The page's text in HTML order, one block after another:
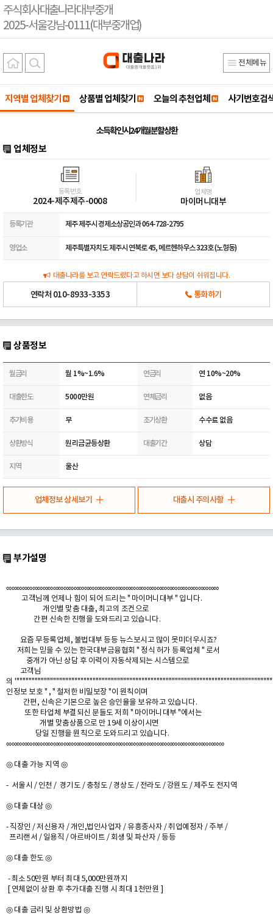
주식회사대출나라대부중개
2025-서울강남-0111(대부중개업)
전체메뉴
지역별 업체찾기 상품별 업체찾기 오늘의 추천업체 사기번호검
소득확인시24개월분할상환
업체정보
등록번호
2024-제주제주-0008
업체명
마이머니대부
등록기관 제주 제주시 경제소상공인과 064-728-2795
영업소 제주특별자치도 제주시 연북로 45, 메르헨하우스 323호 (노형동)
대출나라를 보고 연락드렸다고 하시면 보다 상담이 쉬워집니다.
연락처 010-8933-3353 통화하기
상품정보
월금리 월 1%~1.6% 연금리 연 10%~20%
대출한도 5000만원 연체금리 없음
추가비용 무 조기상환 수수료 없음
상환방식 원리금균등상환 대출기간 상담
지역 울산
업체정보 상세보기 대출시 주의사항
부가설명
∞∞∞∞∞∞∞∞∞∞∞∞∞∞∞∞∞∞∞∞∞∞∞∞∞∞∞∞∞∞∞∞∞∞∞∞∞∞∞∞∞
고객님께 언제나 힘이 되어 드리는 " 마이머니대부 " 입니다.
개인별 맞춤 대출, 최고의 조건으로
간편 신속한 진행을 도와드리고 있습니다.
요즘 무등록업체, 불법대부 등등 뉴스보시고 많이 못미더우시죠?
저희는 믿을 수 있는 한국대부금융협회 " 정식 허가 등록업체 " 로서
중개가 아닌 상담 후 이력이 자동삭제되는 시스템으로
고객님
의
인정보 보호 " , " 철저한 비밀보장 "이 원칙이며
간편, 신속은 기본으로 높은 승인율을 보유하고 있습니다.
또한 타업체 부결되신 분들도 저희 " 마이머니대부 "에서는
개별 맞춤상품으로 만 19세 이상이시면
당일 진행을 원칙으로 도와드리고 있습니다.
∞∞∞∞∞∞∞∞∞∞∞∞∞∞∞∞∞∞∞∞∞∞∞∞∞∞∞∞∞∞∞∞∞∞∞∞∞∞∞∞∞∞
◎ 대출 가능 지역 ◎
- 서울시 / 인천 / 경기도 / 충청도 / 경상도 / 전라도 / 강원도 / 제주도 전지역
◎ 대출 대상 ◎
- 직장인 / 저신용자 / 개인,법인사업자 / 유흥종사자 / 취업예정자 / 주부 /
프리랜서 / 일용직 / 아르바이트 / 회생 및 파산자 / 등등
◎ 대출 한도 ◎
- 최소 50만원 부터 최대 5,000만원까지
[ 연체없이 상환 후 추가대출 진행 시 최대 1천만원 ]
◎ 대출 금리 및 상환방법 ◎